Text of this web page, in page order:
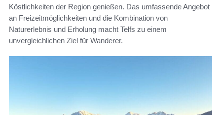
Köstlichkeiten der Region genießen. Das umfassende Angebot
an Freizeitmöglichkeiten und die Kombination von
Naturerlebnis und Erholung macht Telfs zu einem
unvergleichlichen Ziel für Wanderer.